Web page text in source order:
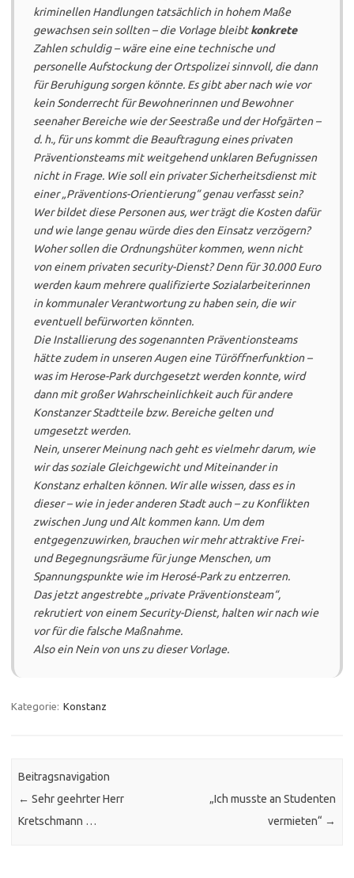
kriminellen Handlungen tatsächlich in hohem Maße
gewachsen sein sollten – die Vorlage bleibtkonkrete
Zahlen schuldig – wäre eine eine technische und
personelle Aufstockung der Ortspolizei sinnvoll, die dann
für Beruhigung sorgen könnte. Es gibt aber nach wie vor
kein Sonderrecht für Bewohnerinnen und Bewohner
seenaher Bereiche wie der Seestraße und der Hofgärten –
d. h., für uns kommt die Beauftragung eines privaten
Präventionsteams mit weitgehend unklaren Befugnissen
nicht in Frage. Wie soll ein privater Sicherheitsdienst mit
einer „Präventions-Orientierung“ genau verfasst sein?
Wer bildet diese Personen aus, wer trägt die Kosten dafür
und wie lange genau würde dies den Einsatz verzögern?
Woher sollen die Ordnungshüter kommen, wenn nicht
von einem privaten security-Dienst? Denn für 30.000 Euro
werden kaum mehrere qualifizierte Sozialarbeiterinnen
in kommunaler Verantwortung zu haben sein, die wir
eventuell befürworten könnten.
Die Installierung des sogenannten Präventionsteams
hätte zudem in unseren Augen eine Türöffnerfunktion –
was im Herose-Park durchgesetzt werden konnte, wird
dann mit großer Wahrscheinlichkeit auch für andere
Konstanzer Stadtteile bzw. Bereiche gelten und
umgesetzt werden.
Nein, unserer Meinung nach geht es vielmehr darum, wie
wir das soziale Gleichgewicht und Miteinander in
Konstanz erhalten können. Wir alle wissen, dass es in
dieser – wie in jeder anderen Stadt auch – zu Konflikten
zwischen Jung und Alt kommen kann. Um dem
entgegenzuwirken, brauchen wir mehr attraktive Frei-
und Begegnungsräume für junge Menschen, um
Spannungspunkte wie im Herosé-Park zu entzerren.
Das jetzt angestrebte „private Präventionsteam“,
rekrutiert von einem Security-Dienst, halten wir nach wie
vor für die falsche Maßnahme.
Also ein Nein von uns zu dieser Vorlage.
Kategorie: Konstanz
Beitragsnavigation
← Sehr geehrter Herr
Kretschmann …
„Ich musste an Studenten
vermieten“ →